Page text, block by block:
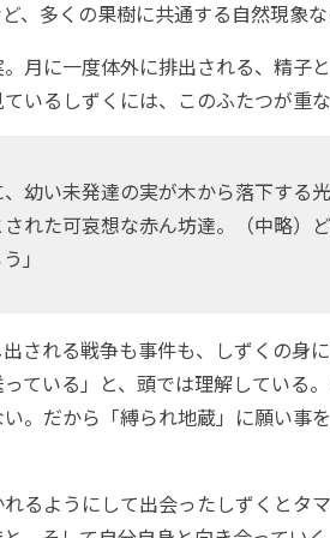
、多くの果樹に共通する自然現象な
に一度体外に排出される、精子
いるしずくには、このふたつが重な
幼い未発達の実が木から落下する
れた可哀想な赤ん坊達。（中略）
」
れる戦争も事件も、しずくの身
ている」と、頭では理解している
。だから「縛られ地蔵」に願い事
ようにして出会ったしずくとタ